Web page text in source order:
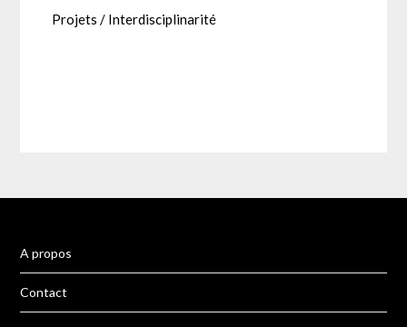
Projets / Interdisciplinarité
A propos
Contact